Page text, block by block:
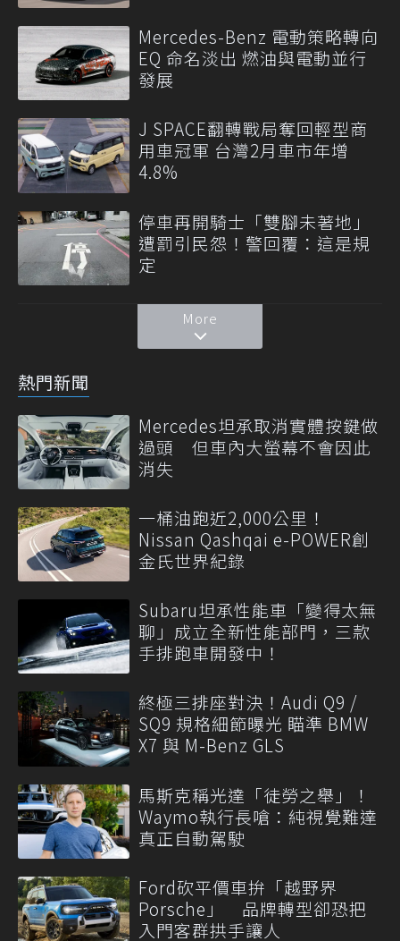
Mercedes-Benz 電動策略轉向
EQ 命名淡出 燃油與電動並行
發展
J SPACE翻轉戰局奪回輕型商
用車冠軍 台灣2月車市年增
4.8%
停車再開騎士「雙腳未著地」
遭罰引民怨！警回覆：這是規
定
More
熱門新聞
Mercedes坦承取消實體按鍵做
過頭 但車內大螢幕不會因此
消失
一桶油跑近2,000公里！
Nissan Qashqai e-POWER創
金氏世界紀錄
Subaru坦承性能車「變得太無
聊」成立全新性能部門，三款
手排跑車開發中！
終極三排座對決！Audi Q9 /
SQ9 規格細節曝光 瞄準 BMW
X7 與 M-Benz GLS
馬斯克稱光達「徒勞之舉」！
Waymo執行長嗆：純視覺難達
真正自動駕駛
Ford砍平價車拚「越野界
Porsche」 品牌轉型卻恐把
入門客群拱手讓人